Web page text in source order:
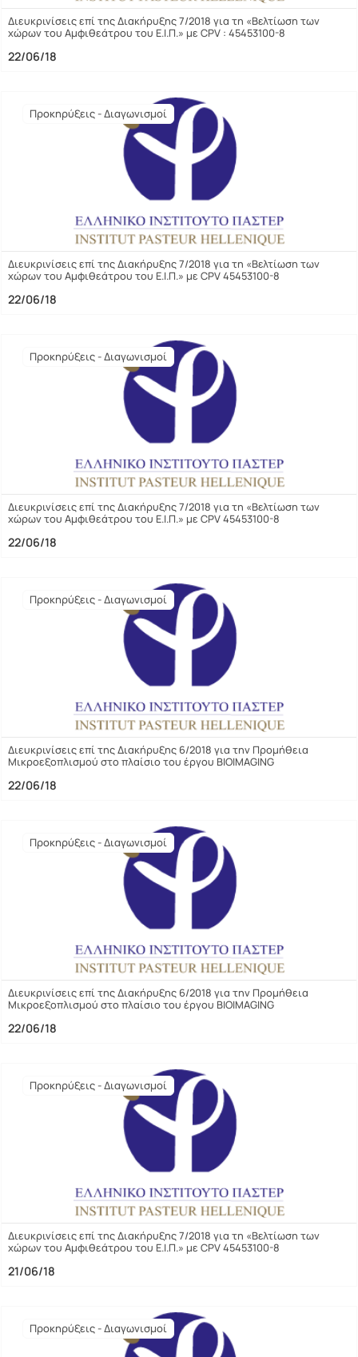
Διευκρινίσεις επί της Διακήρυξης 7/2018 για τη «Βελτίωση των
χώρων του Αμφιθεάτρου του Ε.Ι.Π.» με CPV : 45453100-8
22/06/18
Προκηρύξεις - Διαγωνισμοί
Διευκρινίσεις επί της Διακήρυξης 7/2018 για τη «Βελτίωση των
χώρων του Αμφιθεάτρου του Ε.Ι.Π.» με CPV 45453100-8
22/06/18
Προκηρύξεις - Διαγωνισμοί
Διευκρινίσεις επί της Διακήρυξης 7/2018 για τη «Βελτίωση των
χώρων του Αμφιθεάτρου του Ε.Ι.Π.» με CPV 45453100-8
22/06/18
Προκηρύξεις - Διαγωνισμοί
Διευκρινίσεις επί της Διακήρυξης 6/2018 για την Προμήθεια
Μικροεξοπλισμού στο πλαίσιο του έργου BIOIMAGING
22/06/18
Προκηρύξεις - Διαγωνισμοί
Διευκρινίσεις επί της Διακήρυξης 6/2018 για την Προμήθεια
Μικροεξοπλισμού στο πλαίσιο του έργου BIOIMAGING
22/06/18
Προκηρύξεις - Διαγωνισμοί
Διευκρινίσεις επί της Διακήρυξης 7/2018 για τη «Βελτίωση των
χώρων του Αμφιθεάτρου του Ε.Ι.Π.» με CPV 45453100-8
21/06/18
Προκηρύξεις - Διαγωνισμοί